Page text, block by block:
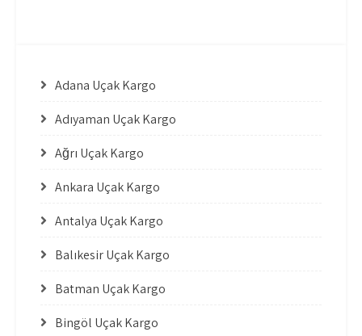
Adana Uçak Kargo
Adıyaman Uçak Kargo
Ağrı Uçak Kargo
Ankara Uçak Kargo
Antalya Uçak Kargo
Balıkesir Uçak Kargo
Batman Uçak Kargo
Bingöl Uçak Kargo